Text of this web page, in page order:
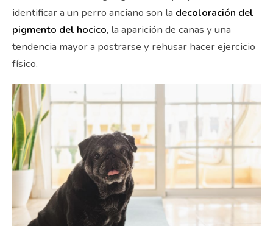
identificar a un perro anciano son la decoloración del
pigmento del hocico, la aparición de canas y una
tendencia mayor a postrarse y rehusar hacer ejercicio
físico.